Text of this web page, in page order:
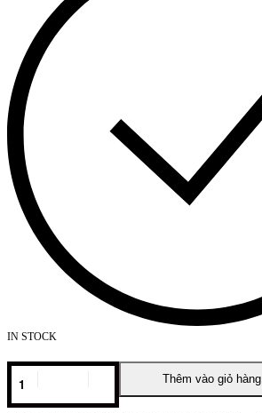
IN STOCK
MOSCOW
lượng
Thêm vào giỏ hàng